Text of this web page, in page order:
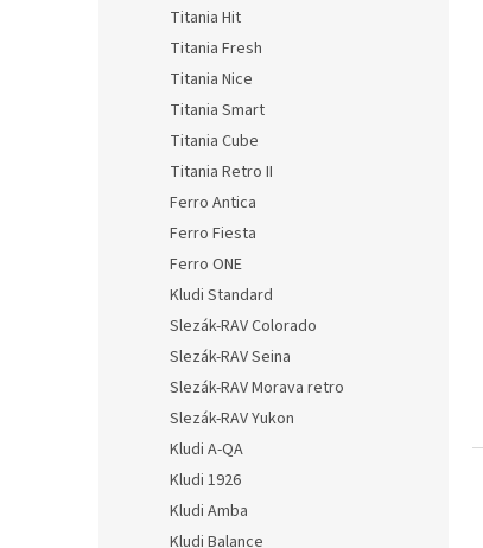
Titania Hit
Titania Fresh
Titania Nice
Titania Smart
Titania Cube
Titania Retro II
Ferro Antica
Ferro Fiesta
Ferro ONE
Kludi Standard
Slezák-RAV Colorado
Slezák-RAV Seina
Slezák-RAV Morava retro
Slezák-RAV Yukon
Kludi A-QA
Kludi 1926
Kludi Amba
Kludi Balance